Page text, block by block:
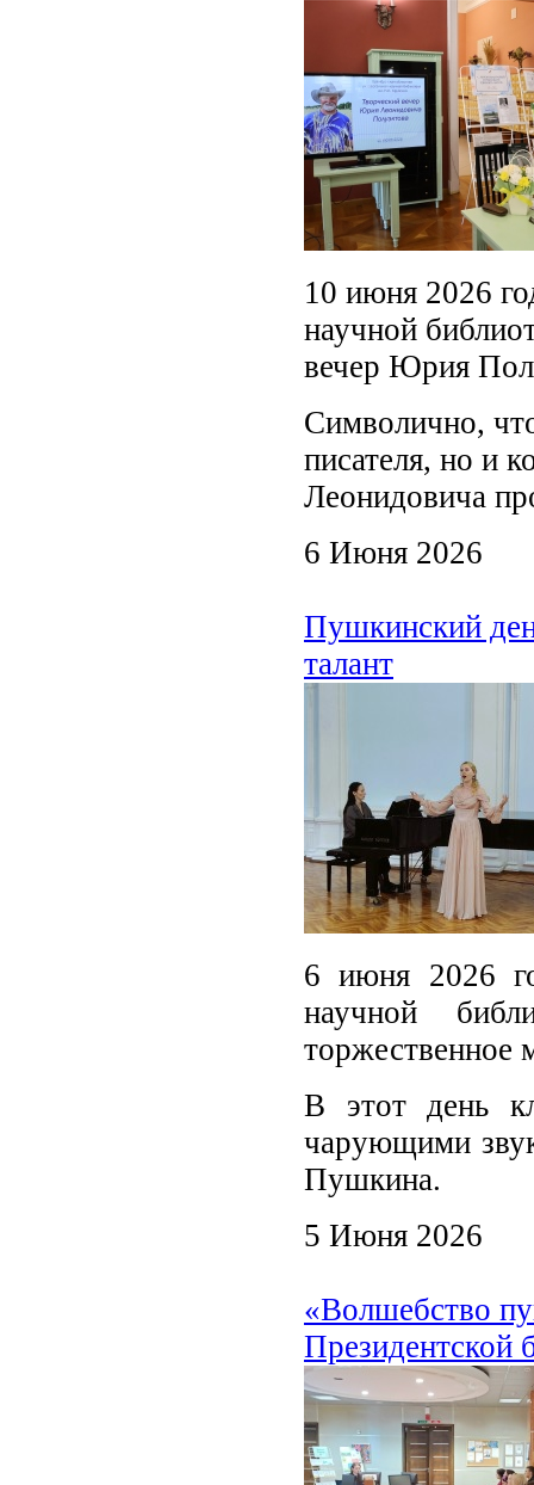
10 июня 2026
научной
вечер Юрия
Символично,
писателя, но и
Леонидовича
6 Июня 2026
Пушкинский
талант
6 июня 2026
научной
торжественное
В этот день
чарующими
Пушкина.
5 Июня 2026
«Волшебство
Президентской